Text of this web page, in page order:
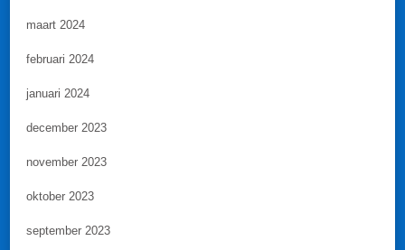
maart 2024
februari 2024
januari 2024
december 2023
november 2023
oktober 2023
september 2023